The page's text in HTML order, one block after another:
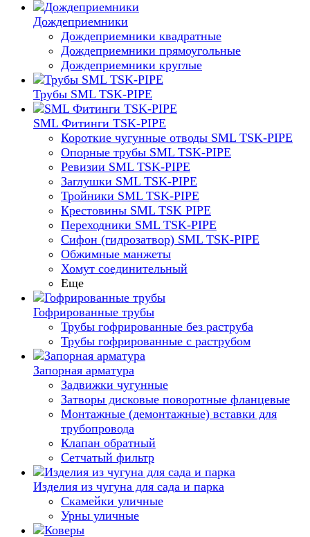
Дождеприемники
Дождеприемники квадратные
Дождеприемники прямоугольные
Дождеприемники круглые
Трубы SML TSK-PIPE
SML Фитинги TSK-PIPE
Короткие чугунные отводы SML TSK-PIPE
Опорные трубы SML TSK-PIPE
Ревизии SML TSK-PIPE
Заглушки SML TSK-PIPE
Тройники SML TSK-PIPE
Крестовины SML TSK PIPE
Переходники SML TSK-PIPE
Сифон (гидрозатвор) SML TSK-PIPE
Обжимные манжеты
Хомут соединительный
Еще
Гофрированные трубы
Трубы гофрированные без раструба
Трубы гофрированные с раструбом
Запорная арматура
Задвижки чугунные
Затворы дисковые поворотные фланцевые
Монтажные (демонтажные) вставки для
трубопровода
Клапан обратный
Сетчатый фильтр
Изделия из чугуна для сада и парка
Скамейки уличные
Урны уличные